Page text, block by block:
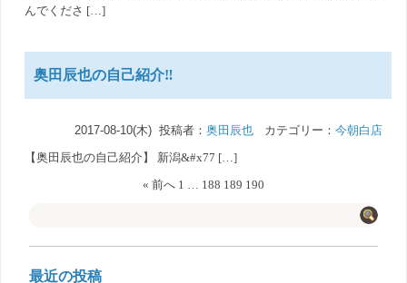
んでくださ […]
奥田辰也の自己紹介‼︎
2017-08-10(木) 投稿者： 奥田辰也カテゴリー： 今朝白店
【奥田辰也の自己紹介】 新潟&#x77 […]
« 前へ 1 … 188 189 190
最近の投稿